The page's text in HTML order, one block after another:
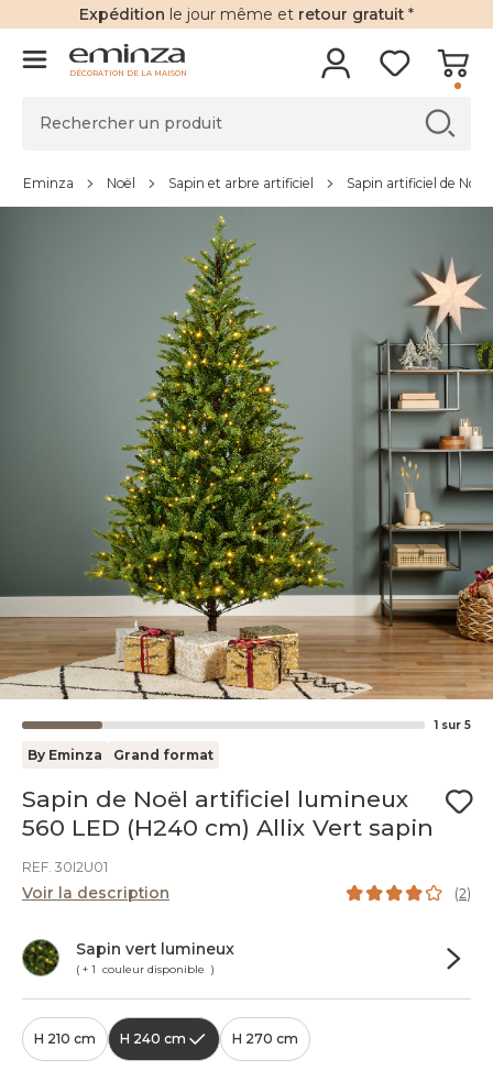
Expédition le jour même et retour gratuit *
DÉCORATION DE LA MAISON
Eminza Noël Sapin et arbre artificiel Sapin artificiel de Noël
1 sur 5
By Eminza Grand format
Sapin de Noël artificiel lumineux
560 LED (H240 cm) Allix Vert sapin
REF. 30I2U01
Voir la description (2)
Sapin vert lumineux
( + 1 couleur disponible )
H 210 cm H 240 cm H 270 cm